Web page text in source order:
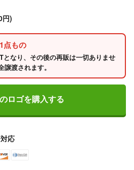
円)
点もの
となり、その後の再販は一切ありませ
渡されます。
ロゴを購入する
応